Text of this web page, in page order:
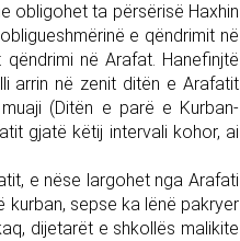
obligohet ta përsërisë Haxhin
e qëndrimit në
në Arafat. Hanefinjtë
arrin në zenit ditën e Arafatit
(Ditën e parë e Kurban-
gjatë këtij intervali kohor, ai
e nëse largohet nga Arafati
kurban, sepse ka lënë pakryer
dijetarët e shkollës malikite